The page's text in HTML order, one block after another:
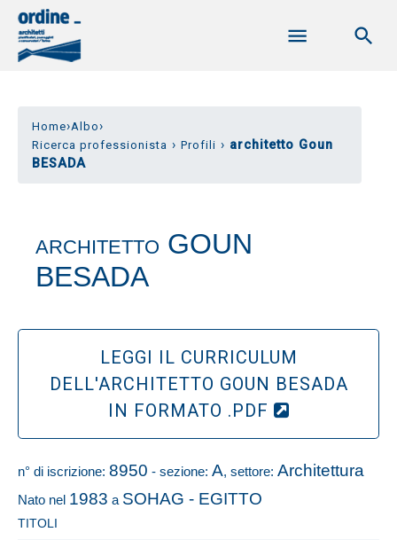
Home›Albo›
Ricerca professionista › Profili › architetto Goun
BESADA
ARCHITETTO GOUN
BESADA
LEGGI IL CURRICULUM
DELL'ARCHITETTO GOUN BESADA
IN FORMATO .PDF
n° di iscrizione: 8950 - sezione: A, settore: Architettura
Nato nel 1983 a SOHAG - EGITTO
TITOLI